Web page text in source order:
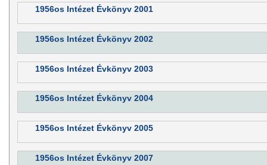
1956os Intézet Évkönyv 2001
1956os Intézet Évkönyv 2002
1956os Intézet Évkönyv 2003
1956os Intézet Évkönyv 2004
1956os Intézet Évkönyv 2005
1956os Intézet Évkönyv 2007